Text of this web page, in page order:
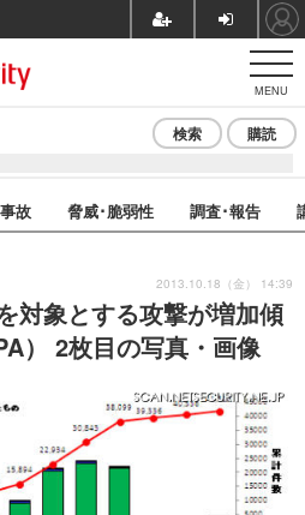
MENU
検索 購読
故 脅威･脆弱性 調査･報告
対象とする攻撃が増加傾
） 2枚目の写真・画像
2013.10.18（金） 14:39